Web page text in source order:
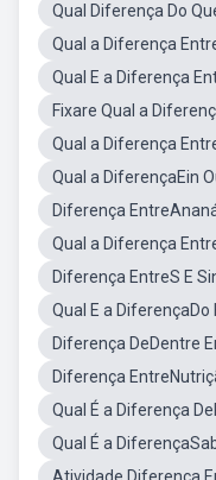
Qual Diferença Do
Qual a Diferença
Qual E a Diferença
Fixare Qual a
Qual a Diferença
Qual a DiferençaEin
Diferença
Qual a Diferença
Diferença EntreS E
Qual E a DiferençaDo
Diferença DeDentre
Diferença
Qual É a Diferença
Qual É a